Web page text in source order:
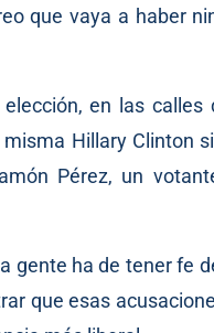
que vaya a haber
en las calles
Hillary Clinton
Pérez, un
gente ha de tener fe
que esas